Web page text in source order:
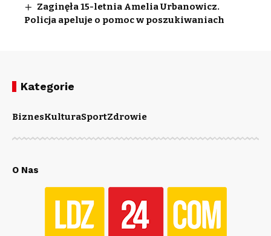
Zaginęła 15-letnia Amelia Urbanowicz.
Policja apeluje o pomoc w poszukiwaniach
Kategorie
BiznesKulturaSportZdrowie
O Nas